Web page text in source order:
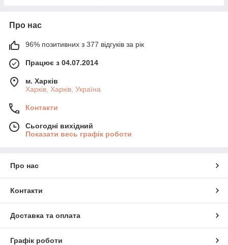
Про нас
96% позитивних з 377 відгуків за рік
Працює з 04.07.2014
м. Харків
Харків, Харків, Україна
Контакти
Сьогодні вихідний
Показати весь графік роботи
Про нас
Контакти
Доставка та оплата
Графік роботи